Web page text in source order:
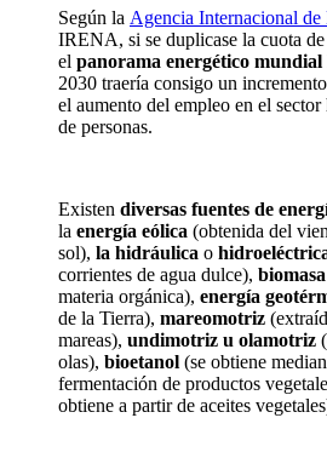
Según la Agencia Internacional de
IRENA, si se duplicase la cuota de
el panorama energético mundial
2030 traería consigo un
el aumento del empleo en el
de personas.
Existen diversas fuentes de
la energía eólica (obtenida del
sol), la hidráulica o
corrientes de agua dulce),
materia orgánica), energía
de la Tierra), mareomotriz
mareas), undimotriz u olamotriz (
olas), bioetanol (se obtiene
fermentación de productos
obtiene a partir de aceites